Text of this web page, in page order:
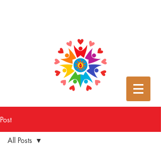
Post
All Posts